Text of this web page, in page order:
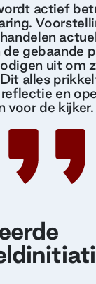
actief
gebaande
uit om
alles
en
voor de kijker.